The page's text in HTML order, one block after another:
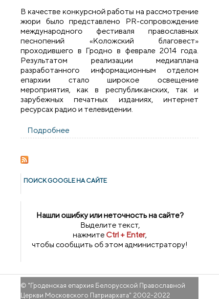
В качестве конкурсной работы на рассмотрение
жюри было представлено PR-сопровождение
международного фестиваля православных
песнопений «Коложский благовест»
проходившего в Гродно в феврале 2014 года.
Результатом реализации медиаплана
разработанного информационным отделом
епархии стало широкое освещение
мероприятия, как в республиканских, так и
зарубежных печатных изданиях, интернет
ресурсах радио и телевидении.
Подробнее
заняла 2-е место в конкурсе
ПОИСК GOОGLE НА САЙТЕ
Нашли ошибку или неточность на сайте?
Выделите текст,
нажмитеCtrl + Enter,
чтобы сообщить об этом администратору!
© "Гроденская епархия Белорусской Православной
Церкви Московского Патриархата" 2002-2022